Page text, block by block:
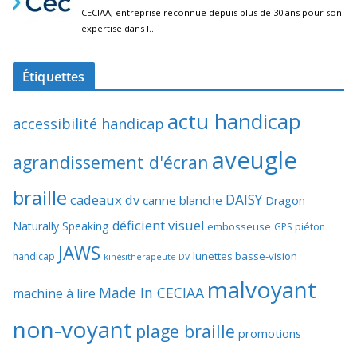
Étiquettes
accessibilité handicap actu handicap
agrandissement d'écran aveugle
braille cadeaux dv canne blanche DAISY Dragon
Naturally Speaking déficient visuel embosseuse GPS piéton
handicap JAWS kinésithérapeute DV lunettes basse-vision
machine à lire Made In CECIAA malvoyant
non-voyant plage braille promotions